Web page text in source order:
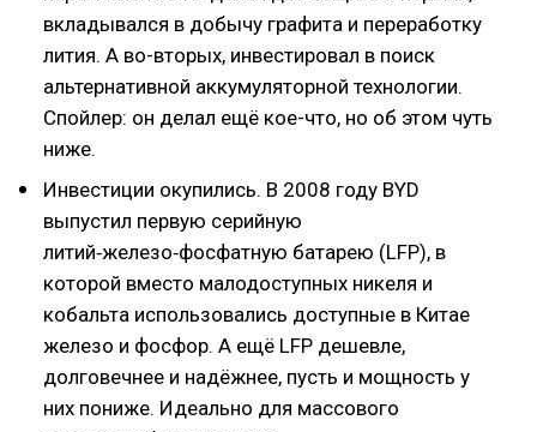
вкладывался в добычу графита и переработку
лития. А во-вторых, инвестировал в поиск
альтернативной аккумуляторной технологии.
Спойлер: он делал ещё кое-что, но об этом чуть
ниже.
Инвестиции окупились. В 2008 году BYD
выпустил первую серийную
литий‑железо‑фосфатную батарею (LFP), в
которой вместо малодоступных никеля и
кобальта использовались доступные в Китае
железо и фосфор. А ещё LFP дешевле,
долговечнее и надёжнее, пусть и мощность у
них пониже. Идеально для массового